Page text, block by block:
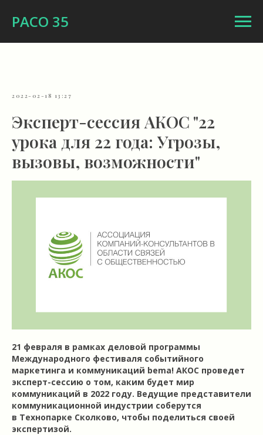
РАСО 35
2022-02-18 13:27
Эксперт-сессия АКОС "22
урока для 22 года: Угрозы,
вызовы, возможности"
21 февраля в рамках деловой программы
Международного фестиваля событийного
маркетинга и коммуникаций bema! АКОС проведет
эксперт-сессию о том, каким будет мир
коммуникаций в 2022 году. Ведущие представители
коммуникационной индустрии соберутся
в Технопарке Сколково, чтобы поделиться своей
экспертизой.